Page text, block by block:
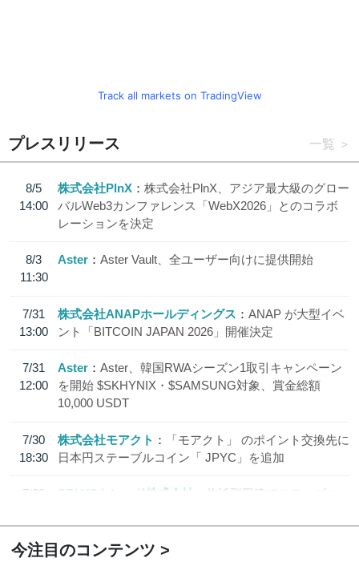
Track all markets on TradingView
プレスリリース 一覧
8/5
14:00
株式会社PlnX
株式会社PlnX、アジア最大級のグロー
バルWeb3カンファレンス「WebX2026」とのコラボ
レーションを決定
8/3
11:30
Aster Aster Vault、全ユーザー向けに提供開始
7/31
13:00
株式会社ANAPホールディングス
ANAP が大型イベ
ント「BITCOIN JAPAN 2026」開催決定
7/31
12:00
Aster
Aster、韓国RWAシーズン1取引キャンペーン
を開始 $SKHYNIX・$SAMSUNG対象、賞金総額
10,000 USDT
7/30
18:30
株式会社モアクト
「モアクト」 のポイント交換先に
日本円ステーブルコイン「 JPYC」を追加
7/29
SBI VCトレード株式会社
信託型円建てステーブル
今注目のコンテンツ